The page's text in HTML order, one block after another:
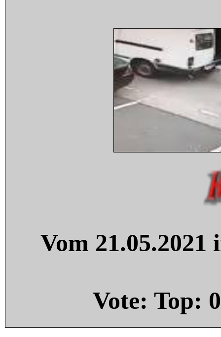
Vom
Vote: Top: 0